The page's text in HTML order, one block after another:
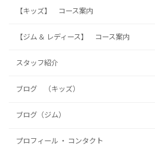
【キッズ】 コース案内
【ジム ＆ レディース】 コース案内
スタッフ紹介
ブログ （キッズ）
ブログ（ジム）
プロフィール ・ コンタクト